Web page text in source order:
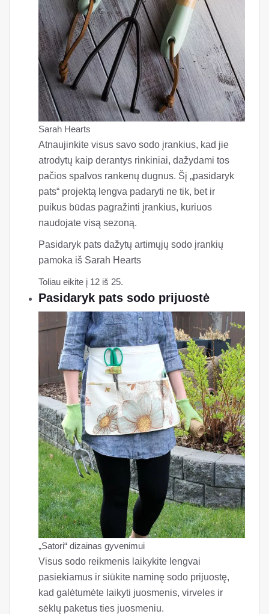
Sarah Hearts
Atnaujinkite visus savo sodo įrankius, kad jie
atrodytų kaip derantys rinkiniai, dažydami tos
pačios spalvos rankenų dugnus. Šį „pasidaryk
pats“ projektą lengva padaryti ne tik, bet ir
puikus būdas pagražinti įrankius, kuriuos
naudojate visą sezoną.
Pasidaryk pats dažytų artimųjų sodo įrankių
pamoka iš Sarah Hearts
Toliau eikite į 12 iš 25.
Pasidaryk pats sodo prijuostė
„Satori“ dizainas gyvenimui
Visus sodo reikmenis laikykite lengvai
pasiekiamus ir siūkite naminę sodo prijuostę,
kad galėtumėte laikyti juosmenis, virveles ir
sėklų paketus ties juosmeniu.